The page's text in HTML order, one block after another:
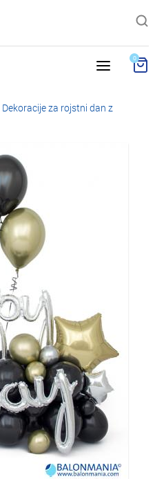
0
Dekoracije za rojstni dan z